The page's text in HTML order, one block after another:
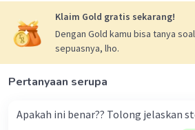
Klaim Gold gratis sekarang!
Dengan Gold kamu bisa tanya
sepuasnya, lho.
Pertanyaan serupa
Apakah ini benar?? Tolong jelaskan